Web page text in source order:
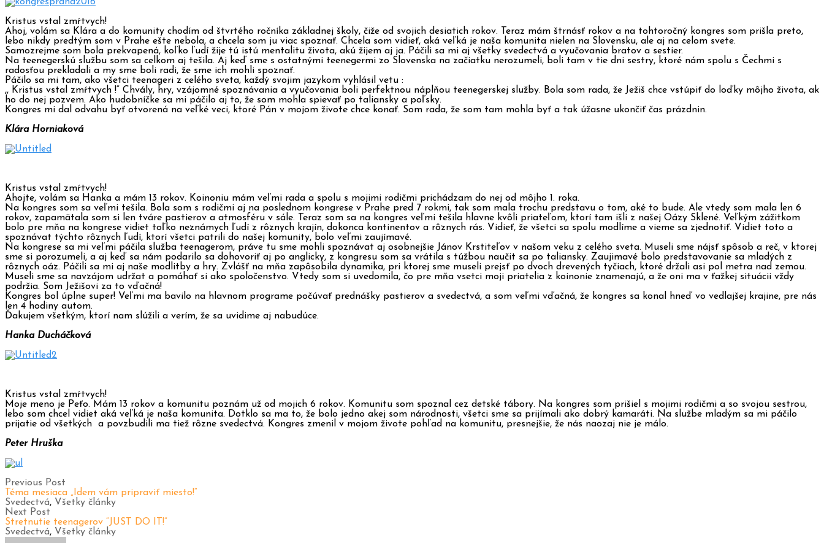
Kristus vstal zmŕtvych!
Ahoj, volám sa Klára a do komunity chodím od štvrtého ročníka základnej školy, čiže od svojich desiatich rokov. Teraz mám štrnásť rokov a na tohtoročný kongres som prišla preto,
lebo nikdy predtým som v Prahe ešte nebola, a chcela som ju viac spoznať. Chcela som vidieť, aká veľká je naša komunita nielen na Slovensku, ale aj na celom svete.
Samozrejme som bola prekvapená, koľko ľudí žije tú istú mentalitu života, akú žijem aj ja. Páčili sa mi aj všetky svedectvá a vyučovania bratov a sestier.
Na teenegerskú službu som sa celkom aj tešila. Aj keď sme s ostatnými teenegermi zo Slovenska na začiatku nerozumeli, boli tam v tie dni sestry, ktoré nám spolu s Čechmi s
radosťou prekladali a my sme boli radi, že sme ich mohli spoznať.
Páčilo sa mi tam, ako všetci teenageri z celého sveta, každý svojim jazykom vyhlásil vetu :
,, Kristus vstal zmŕtvych !“ Chvály, hry, vzájomné spoznávania a vyučovania boli perfektnou náplňou teenegerskej služby. Bola som rada, že Ježiš chce vstúpiť do loďky môjho života, ak
ho do nej pozvem. Ako hudobníčke sa mi páčilo aj to, že som mohla spievať po taliansky a poľsky.
Kongres mi dal odvahu byť otvorená na veľké veci, ktoré Pán v mojom živote chce konať. Som rada, že som tam mohla byť a tak úžasne ukončiť čas prázdnin.
Klára Horniaková
Kristus vstal zmŕtvych!
Ahojte, volám sa Hanka a mám 13 rokov. Koinoniu mám veľmi rada a spolu s mojimi rodičmi prichádzam do nej od môjho 1. roka.
Na kongres som sa veľmi tešila. Bola som s rodičmi aj na poslednom kongrese v Prahe pred 7 rokmi, tak som mala trochu predstavu o tom, aké to bude. Ale vtedy som mala len 6
rokov, zapamätala som si len tváre pastierov a atmosféru v sále. Teraz som sa na kongres veľmi tešila hlavne kvôli priateľom, ktorí tam išli z našej Oázy Sklené. Veľkým zážitkom
bolo pre mňa na kongrese vidiet toľko neznámych ľudí z rôznych krajín, dokonca kontinentov a rôznych rás. Vidieť, že všetci sa spolu modlíme a vieme sa zjednotiť. Vidiet toto a
spoznávat týchto rôznych ľudí, ktorí všetci patrili do našej komunity, bolo veľmi zaujímavé.
Na kongrese sa mi veľmi páčila služba teenagerom, práve tu sme mohli spoznávat aj osobnejšie Jánov Krstiteľov v našom veku z celého sveta. Museli sme nájsť spôsob a reč, v ktorej
sme si porozumeli, a aj keď sa nám podarilo sa dohovoriť aj po anglicky, z kongresu som sa vrátila s túžbou naučit sa po taliansky. Zaujimavé bolo predstavovanie sa mladých z
rôznych oáz. Páčili sa mi aj naše modlitby a hry. Zvlášť na mňa zapôsobila dynamika, pri ktorej sme museli prejsť po dvoch drevených tyčiach, ktoré držali asi pol metra nad zemou.
Museli sme sa navzájom udržat a pomáhať si ako spoločenstvo. Vtedy som si uvedomila, čo pre mňa vsetci moji priatelia z koinonie znamenajú, a že oni ma v ťažkej situácii vždy
podržia. Som Ježišovi za to vďačná!
Kongres bol úplne super! Veľmi ma bavilo na hlavnom programe počúvať prednášky pastierov a svedectvá, a som veľmi vďačná, že kongres sa konal hneď vo vedlajšej krajine, pre nás
len 4 hodiny autom.
Ďakujem všetkým, ktorí nam slúžili a verím, že sa uvidime aj nabudúce.
Hanka Ducháčková
Kristus vstal zmŕtvych!
Moje meno je Peťo. Mám 13 rokov a komunitu poznám už od mojich 6 rokov. Komunitu som spoznal cez detské tábory. Na kongres som prišiel s mojimi rodičmi a so svojou sestrou,
lebo som chcel vidiet aká veľká je naša komunita. Dotklo sa ma to, že bolo jedno akej som národnosti, všetci sme sa prijímali ako dobrý kamaráti. Na službe mladým sa mi páčilo
prijatie od všetkých a povzbudili ma tiež rôzne svedectvá. Kongres zmenil v mojom živote pohľad na komunitu, presnejšie, že nás naozaj nie je málo.
Peter Hruška
Previous Post
Téma mesiaca „Idem vám pripraviť miesto!“
Svedectvá, Všetky články
Next Post
Stretnutie teenagerov “JUST DO IT!”
Svedectvá, Všetky články